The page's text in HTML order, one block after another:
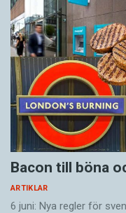
Bacon till böna
ARTIKLAR
6 juni: Nya regler för